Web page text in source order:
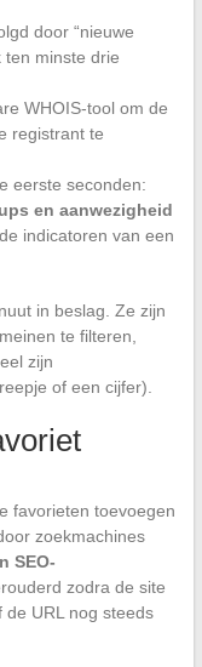
door “nieuwe
ten minste drie
WHOIS-tool om de
registrant te
eerste seconden:
en aanwezigheid
indicatoren van een
in beslag. Ze zijn
te filteren,
zijn
of een cijfer).
favorieten toevoegen
zoekmachines
SEO-
zodra de site
URL nog steeds